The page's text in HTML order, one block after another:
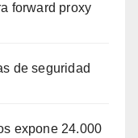
forward proxy
de seguridad
expone 24.000